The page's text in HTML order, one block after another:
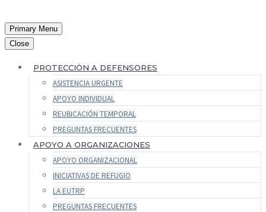
Primary Menu
Close
PROTECCIÓN A DEFENSORES
ASISTENCIA URGENTE
APOYO INDIVIDUAL
REUBICACIÓN TEMPORAL
PREGUNTAS FRECUENTES
APOYO A ORGANIZACIONES
APOYO ORGANIZACIONAL
INICIATIVAS DE REFUGIO
LA EUTRP
PREGUNTAS FRECUENTES